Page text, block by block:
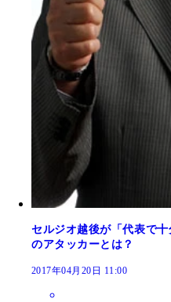
セルジオ越後が「代表で
のアタッカーとは？
2017年04月20日 11:00